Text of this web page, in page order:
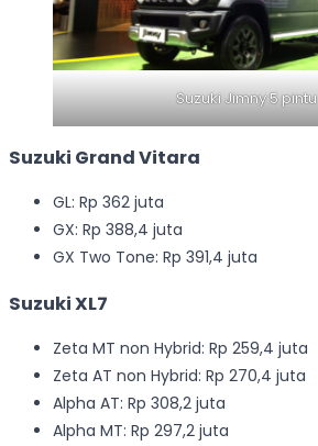
Suzuki Jimny 5 pintu
Suzuki Grand Vitara
GL: Rp 362 juta
GX: Rp 388,4 juta
GX Two Tone: Rp 391,4 juta
Suzuki XL7
Zeta MT non Hybrid: Rp 259,4 juta
Zeta AT non Hybrid: Rp 270,4 juta
Alpha AT: Rp 308,2 juta
Alpha MT: Rp 297,2 juta